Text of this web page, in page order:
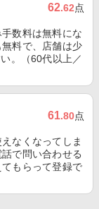
62.62点
数料は無料にな
料で、店舗は少
。（60代以上／
61.80点
なくなってしま
で問い合わせる
もらって登録で